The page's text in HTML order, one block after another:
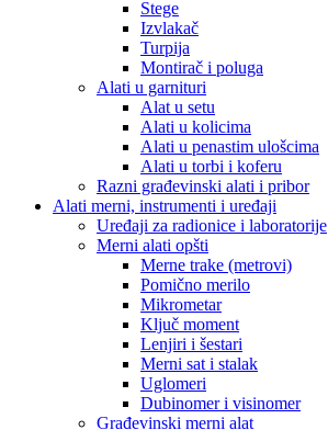
Stege
Izvlakač
Turpija
Montirač i poluga
Alati u garnituri
Alat u setu
Alati u kolicima
Alati u penastim ulošcima
Alati u torbi i koferu
Razni građevinski alati i pribor
Alati merni, instrumenti i uređaji
Uređaji za radionice i laboratorije
Merni alati opšti
Merne trake (metrovi)
Pomično merilo
Mikrometar
Ključ moment
Lenjiri i šestari
Merni sat i stalak
Uglomeri
Dubinomer i visinomer
Građevinski merni alat